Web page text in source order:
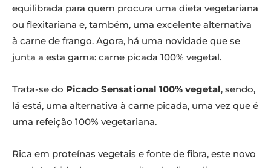
equilibrada para quem procura uma dieta vegetariana
ou flexitariana e, também, uma excelente alternativa
à carne de frango. Agora, há uma novidade que se
junta a esta gama: carne picada 100% vegetal.
Trata-se do Picado Sensational 100% vegetal, sendo,
lá está, uma alternativa à carne picada, uma vez que é
uma refeição 100% vegetariana.
Rica em proteínas vegetais e fonte de fibra, este novo